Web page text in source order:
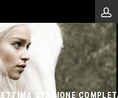
STAGIONE